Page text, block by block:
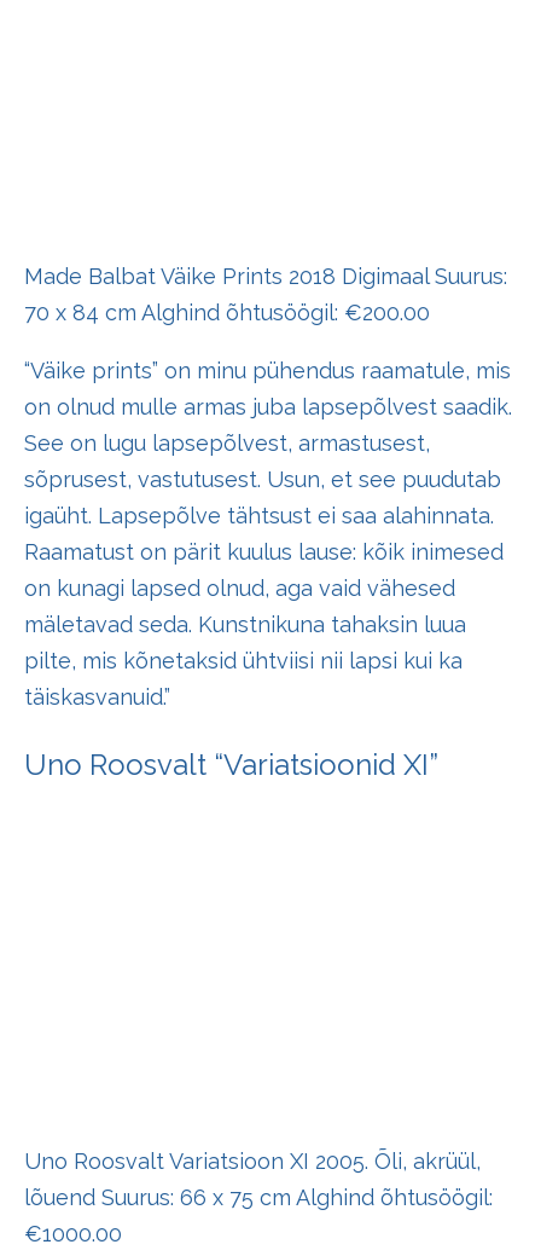
Made Balbat Väike Prints 2018 Digimaal Suurus:
70 x 84 cm Alghind õhtusöögil: €200.00
“Väike prints” on minu pühendus raamatule, mis
on olnud mulle armas juba lapsepõlvest saadik.
See on lugu lapsepõlvest, armastusest,
sõprusest, vastutusest. Usun, et see puudutab
igaüht. Lapsepõlve tähtsust ei saa alahinnata.
Raamatust on pärit kuulus lause: kõik inimesed
on kunagi lapsed olnud, aga vaid vähesed
mäletavad seda. Kunstnikuna tahaksin luua
pilte, mis kõnetaksid ühtviisi nii lapsi kui ka
täiskasvanuid.”
Uno Roosvalt “Variatsioonid XI”
Uno Roosvalt Variatsioon XI 2005. Õli, akrüül,
lõuend Suurus: 66 x 75 cm Alghind õhtusöögil:
€1000.00